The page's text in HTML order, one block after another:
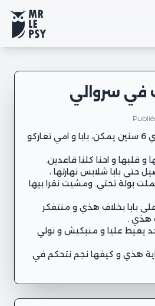
في سروالي
مرة و اني صغيرة عمري 6 سنين يمكن، بابا و امي تعاركو
حتى بابا شلابس نهارتها ،
بولة تحتي. ومشيت نقرا بيها
بابا بخلاف هذي و منتفكر
عليا و منبكيش و نولي
هذي و كيفها نجم نتحكم في